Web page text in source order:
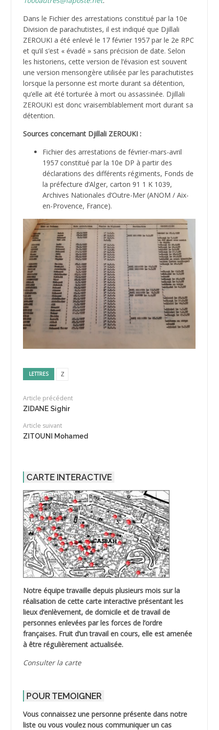
Dans le Fichier des arrestations constitué par la 10e
Division de parachutistes, il est indiqué que Djillali
ZEROUKI a été enlevé le 17 février 1957 par le 2e RPC
et qu’il s’est « évadé » sans précision de date. Selon
les historiens, cette version de l’évasion est souvent
une version mensongère utilisée par les parachutistes
lorsque la personne est morte durant sa détention,
qu’elle ait été torturée à mort ou assassinée. Djillali
ZEROUKI est donc vraisemblablement mort durant sa
détention.
Sources concernant Djillali ZEROUKI :
Fichier des arrestations de février-mars-avril
1957 constitué par la 10e DP à partir des
déclarations des différents régiments, Fonds de
la préfecture d’Alger, carton 91 1 K 1039,
Archives Nationales d’Outre-Mer (ANOM / Aix-
en-Provence, France).
LETTRES Z
Article précédent
ZIDANE Sighir
Article suivant
ZITOUNI Mohamed
CARTE INTERACTIVE
Notre équipe travaille depuis plusieurs mois sur la
réalisation de cette carte interactive présentant les
lieux d’enlèvement, de domicile et de travail de
personnes enlevées par les forces de l’ordre
françaises. Fruit d’un travail en cours, elle est amenée
à être régulièrement actualisée.
Consulter la carte
POUR TEMOIGNER
Vous connaissez une personne présente dans notre
liste ou vous voulez nous communiquer un cas